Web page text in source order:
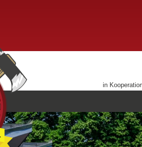
in